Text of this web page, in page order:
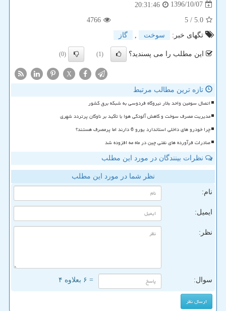
1396/10/07
20:31:46
5.0
/ 5
4766
تگهای خبر:
سوخت , گاز
این مطلب را می پسندید؟ (1)
(0)
X
تازه ترین مطالب مرتبط
اتصال سومین واحد بخار نیروگاه فردوسی به شبکه برق کشور
مدیریت مصرف سوخت و کاهش آلودگی هوا با تأکید بر ناوگان پرتردد شهری
چرا خودرو های داخلی استاندارد یورو 6 دارند اما پرمصرف هستند؟
صادرات فرآورده های نفتی چین در ماه مه افزوده شد
نظرات بینندگان در مورد این مطلب
نظر شما در مورد این مطلب
نام:
ایمیل:
نظر:
سوال: = ۶ بعلاوه ۴